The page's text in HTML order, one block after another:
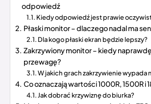
odpowiedź
Kiedy odpowiedź jest prawie
Płaski monitor – dlaczego nadal ma
Dla kogo płaski ekran będzie lepszy?
Zakrzywiony monitor – kiedy
przewagę?
W jakich grach zakrzywienie wypada
Co oznaczają wartości 1000R, 1500R i
Jak dobrać krzywiznę do biurka?